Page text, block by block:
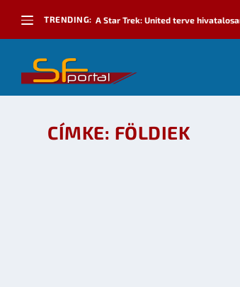
TRENDING: A Star Trek: United terve
CÍMKE: FÖLDIEK